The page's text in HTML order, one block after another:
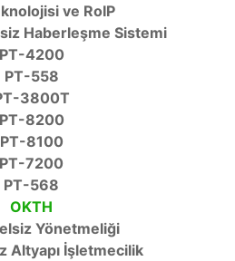
ve RoIP
Haberleşme Sistemi
PT-4200
PT-558
3800T
PT-8200
PT-8100
PT-7200
PT-568
OKTH
Yönetmeliği
Altyapı İşletmecilik